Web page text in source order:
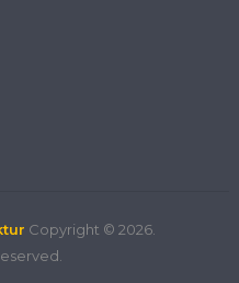
Copyright © 2026.